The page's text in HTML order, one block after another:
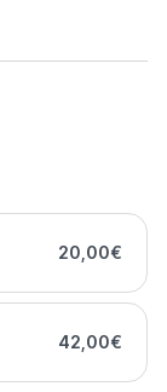
20,00€
42,00€